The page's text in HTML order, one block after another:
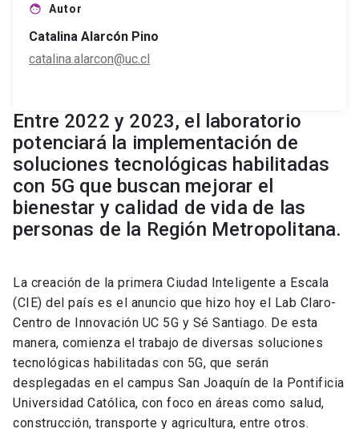
face Autor
Catalina Alarcón Pino
catalina.alarcon@uc.cl
Entre 2022 y 2023, el laboratorio
potenciará la implementación de
soluciones tecnológicas habilitadas
con 5G que buscan mejorar el
bienestar y calidad de vida de las
personas de la Región Metropolitana.
La creación de la primera Ciudad Inteligente a Escala
(CIE) del país es el anuncio que hizo hoy el Lab Claro-
Centro de Innovación UC 5G y Sé Santiago. De esta
manera, comienza el trabajo de diversas soluciones
tecnológicas habilitadas con 5G, que serán
desplegadas en el campus San Joaquín de la Pontificia
Universidad Católica, con foco en áreas como salud,
construcción, transporte y agricultura, entre otros.